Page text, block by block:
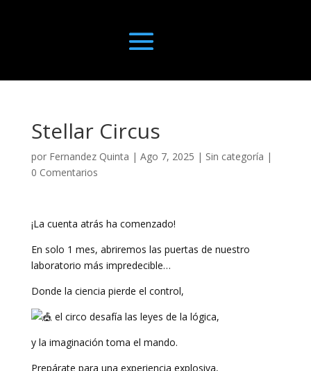
Stellar Circus
por Fernandez Quinta | Ago 7, 2025 | Sin categoría |
0 Comentarios
¡La cuenta atrás ha comenzado!
En solo 1 mes, abriremos las puertas de nuestro
laboratorio más impredecible…
Donde la ciencia pierde el control,
el circo desafía las leyes de la lógica,
y la imaginación toma el mando.
Prepárate para una experiencia explosiva,